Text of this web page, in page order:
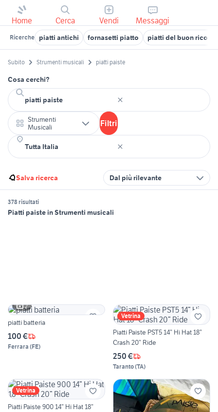
Home Cerca Vendi Messaggi
Ricerche piatti antichi fornasetti piatto piatti del buon
Subito Strumenti musicali piatti paiste
Cosa cerchi?
Strumenti
Musicali
Filtri
Salva ricerca Dal più rilevante
378 risultati
Piatti paiste in Strumenti musicali
2
piatti batteria
100 €
Ferrara (FE)
Vetrina
Piatti Paiste PST5 14” Hi Hat 18”
Crash 20” Ride
250 €
Taranto(TA)
Vetrina
Piatti Paiste 900 14” Hi Hat 18”